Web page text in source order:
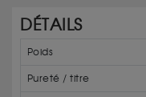
DÉTAILS
Poids
Pureté / titre